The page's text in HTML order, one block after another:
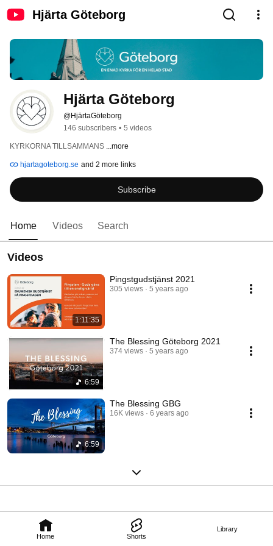
Hjärta Göteborg
Home Shorts
Library
Hjärta Göteborg
@HjärtaGöteborg
146 subscribers • 5 videos
KYRKORNA TILLSAMMANS ...more
hjartagoteborg.se and 2 more links
Subscribe
Home Videos Search
Videos
1:11:35
Pingstgudstjänst 2021
305 views 5 years ago
6:59
The Blessing Göteborg 2021
374 views 5 years ago
6:59
The Blessing GBG
16K views 6 years ago